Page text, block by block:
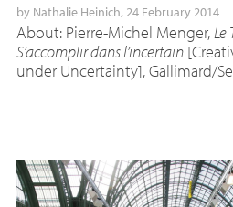
by Nathalie Heinich, 24 February 2014
About: Pierre-Michel Menger,Le
S’accomplir dans l’incertain
under Uncertainty], Gallimard/